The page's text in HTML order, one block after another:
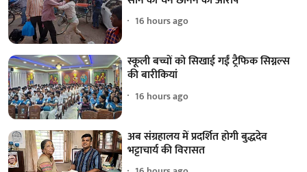
16 hours ago
स्कूली बच्चों को सिखाई गईं ट्रैफिक सिग्नल्स
की बारीकियां
16 hours ago
अब संग्रहालय में प्रदर्शित होगी बुद्धदेव
भट्टाचार्य की विरासत